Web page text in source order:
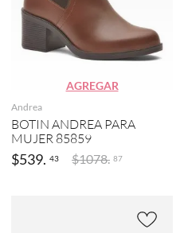
AGREGAR
Andrea
BOTIN ANDREA PARA
MUJER 85859
$539. 43 $1078. 87